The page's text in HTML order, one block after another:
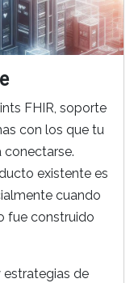
FHIR, soporte
con los que tu
existente es
cuando
fue construido
estrategias de